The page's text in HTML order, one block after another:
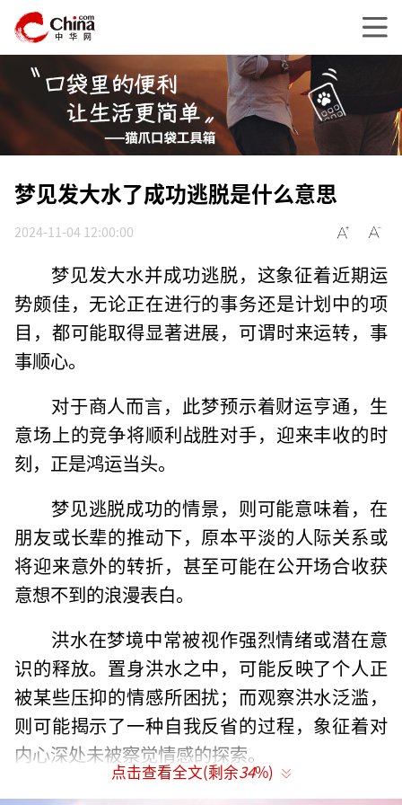
梦见发大水了成功逃脱是什么意思
2024-11-04 12:00:00
梦见发大水并成功逃脱，这象征着近期运
势颇佳，无论正在进行的事务还是计划中的项
目，都可能取得显著进展，可谓时来运转，事
事顺心。
对于商人而言，此梦预示着财运亨通，生
意场上的竞争将顺利战胜对手，迎来丰收的时
刻，正是鸿运当头。
梦见逃脱成功的情景，则可能意味着，在
朋友或长辈的推动下，原本平淡的人际关系或
将迎来意外的转折，甚至可能在公开场合收获
意想不到的浪漫表白。
洪水在梦境中常被视作强烈情绪或潜在意
识的释放。置身洪水之中，可能反映了个人正
被某些压抑的情感所困扰；而观察洪水泛滥，
则可能揭示了一种自我反省的过程，象征着对
内心深处未被察觉情感的探索。
梦见家乡河流涨水，预示运势向好，特别
点击查看全文(剩余34%)